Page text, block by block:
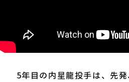
5年目の内星龍投手は、先